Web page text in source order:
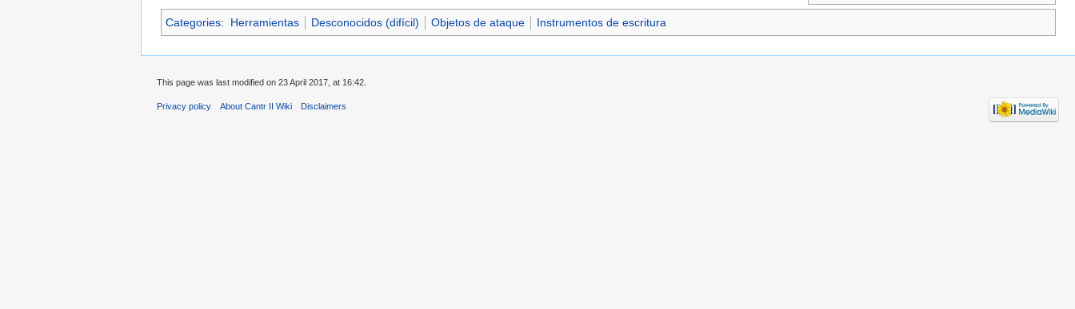
Categories: Herramientas Desconocidos (difícil) Objetos de ataque Instrumentos de escritura
This page was last modified on 23 April 2017, at 16:42.
Privacy policy About Cantr II Wiki Disclaimers